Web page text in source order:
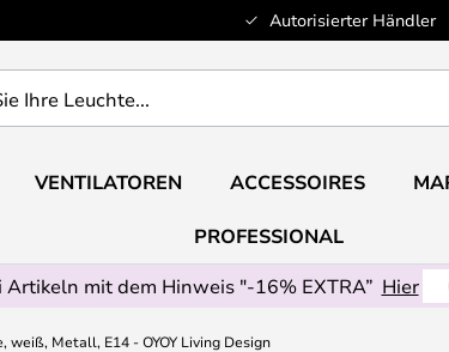
Autorisierter Händler
VENTILATOREN ACCESSOIRES
PROFESSIONAL
mit dem Hinweis "-16% EXTRA” Hier
weiß, Metall, E14 - OYOY Living Design